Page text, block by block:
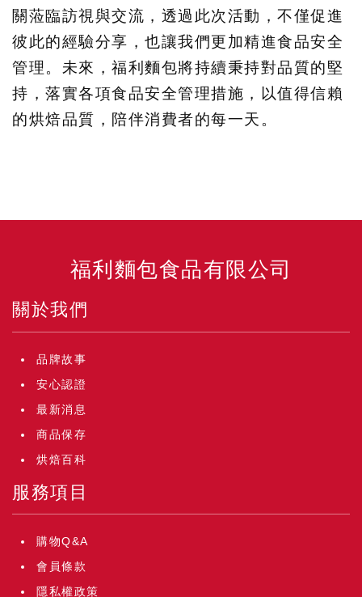
關蒞臨訪視與交流，透過此次活動，不僅促進
彼此的經驗分享，也讓我們更加精進食品安全
管理。未來，福利麵包將持續秉持對品質的堅
持，落實各項食品安全管理措施，以值得信賴
的烘焙品質，陪伴消費者的每一天。
福利麵包食品有限公司
關於我們
品牌故事
安心認證
最新消息
商品保存
烘焙百科
服務項目
購物Q&A
會員條款
隱私權政策